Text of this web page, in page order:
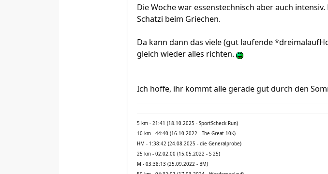
Die Woche war essenstechnisch aber auch
Schatzi beim Griechen.
Da kann dann das viele (gut laufende
gleich wieder alles richten.
Ich hoffe, ihr kommt alle gerade gut durch den
5 km - 21:41 (18.10.2025 - SportScheck Run)
10 km - 44:40 (16.10.2022 - The Great 10K)
HM - 1:38:42 (24.08.2025 - die Generalprobe)
25 km - 02:02:00 (15.05.2022 - S 25)
M - 03:38:13 (25.09.2022 - BM)